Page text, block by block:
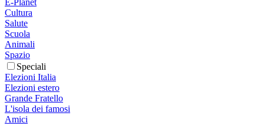
Cultura
Salute
Scuola
Animali
Spazio
Speciali
Elezioni Italia
Elezioni estero
Grande Fratello
L'isola dei famosi
Amici